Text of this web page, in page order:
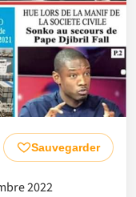
Sauvegarder
2022